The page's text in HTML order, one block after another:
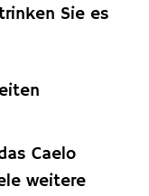
Sie es
Caelo
weitere